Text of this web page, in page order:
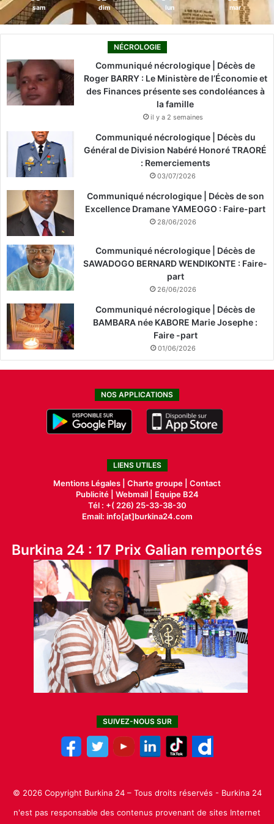
sam dim lun mar
NÉCROLOGIE
Communiqué nécrologique | Décès de
Roger BARRY : Le Ministère de l’Économie et
des Finances présente ses condoléances à
la famille
il y a 2 semaines
Communiqué nécrologique | Décès du
Général de Division Nabéré Honoré TRAORÉ
: Remerciements
03/07/2026
Communiqué nécrologique | Décès de son
Excellence Dramane YAMEOGO : Faire-part
28/06/2026
Communiqué nécrologique | Décès de
SAWADOGO BERNARD WENDIKONTE : Faire-
part
26/06/2026
Communiqué nécrologique | Décès de
BAMBARA née KABORE Marie Josephe :
Faire -part
01/06/2026
NOS APPLICATIONS
LIENS UTILES
Mentions Légales | Charte groupe | Contact
Publicité| Webmail |
Equipe B24
Tél : +( 226) 25-33-38-30
Email: info[at]burkina24.com
Burkina 24 : 17 Prix Galian remportés
SUIVEZ-NOUS SUR
© 2026 Copyright Burkina 24 – Tous droits réservés - Burkina 24
n'est pas responsable des contenus provenant de sites Internet